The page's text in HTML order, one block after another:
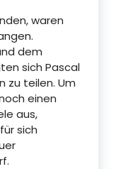
waren
dem
sich Pascal
zu teilen. Um
einen
aus,
sich